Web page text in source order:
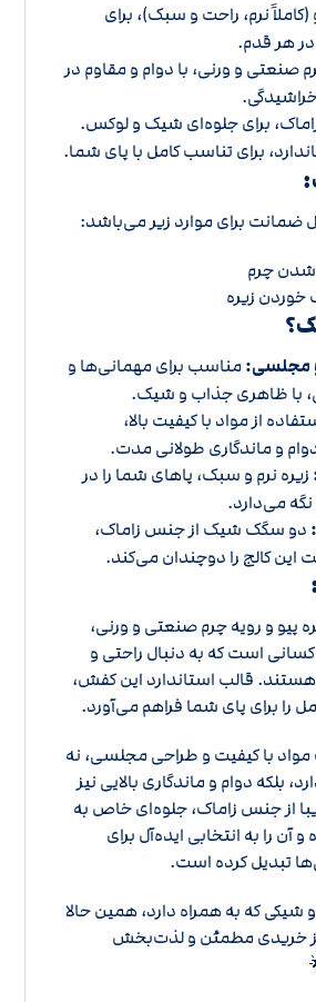
(کاملاً نرم، راحت و سبک)، برای
هر قدم.
صنعتی و ورنی، با دوام و مقاوم در
برای جلوه‌ای شیک و لوکس.
برای تناسب کامل با پای شما.
برای موارد زیر می‌باشد:
چرم
زیره
مجلسی: مناسب برای مهمانی‌ها و
با ظاهری جذاب و شیک.
از مواد با کیفیت بالا،
و ماندگاری طولانی مدت.
زیره نرم و سبک، پاهای شما را در
می‌دارد.
دو سگک شیک از جنس زاماک،
این کالج را دوچندان می‌کند.
پیو و رویه چرم صنعتی و ورنی،
کسانی است که به دنبال راحتی و
هستند. قالب استاندارد این کفش،
را برای پای شما فراهم می‌آورد.
مواد با کیفیت و طراحی مجلسی، نه
بلکه دوام و ماندگاری بالایی نیز
از جنس زاماک، جلوه‌ای خاص به
را به انتخابی ایده‌آل برای
تبدیل کرده است.
شیکی که به همراه دارد، همین حالا
خریدی مطمئن و لذت‌بخش